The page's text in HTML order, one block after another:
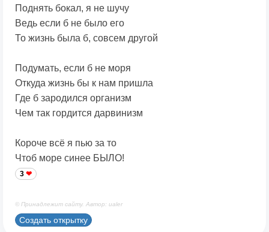
Поднять бокал, я не шучу
Ведь если б не было его
То жизнь была б, совсем другой
Подумать, если б не моря
Откуда жизнь бы к нам пришла
Где б зародился организм
Чем так гордится дарвинизм
Короче всё я пью за то
Чтоб море синее БЫЛО!
3
© Принадлежит сайту. Автор: ualer
Создать открытку